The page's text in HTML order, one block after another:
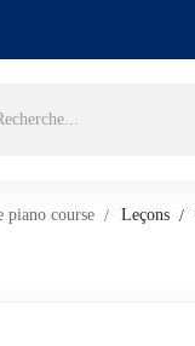
piano course Leçons